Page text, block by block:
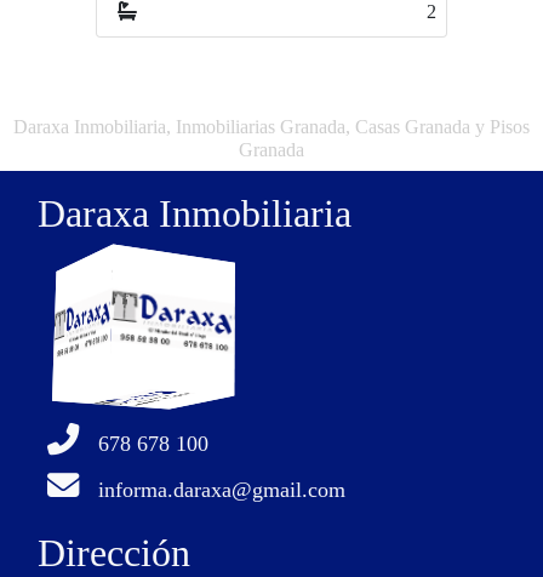
Daraxa Inmobiliaria, Inmobiliarias Granada, Casas Granada y Pisos
Granada
Daraxa Inmobiliaria
678 678 100
informa.daraxa@gmail.com
Dirección